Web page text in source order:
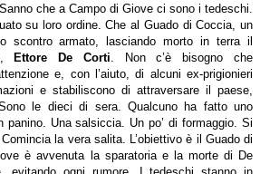
che a Campo di Giove ci sono i tedeschi.
su loro ordine. Che al Guado di Coccia, un
scontro armato, lasciando morto in terra il
Ettore De Corti . Non c’è bisogno che
e, con l’aiuto, di alcuni ex-prigionieri
e stabiliscono di attraversare il paese,
le dieci di sera. Qualcuno ha fatto uno
panino. Una salsiccia. Un po’ di formaggio. Si
la vera salita. L’obiettivo è il Guado di
è avvenuta la sparatoria e la morte di De